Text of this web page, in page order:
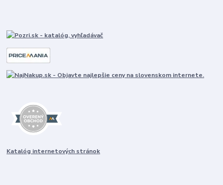
Katalóg internetových stránok